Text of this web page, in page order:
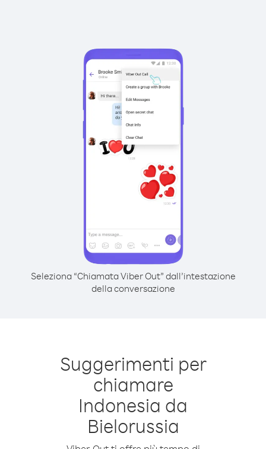
Seleziona “Chiamata Viber Out” dall’intestazione
della conversazione
Suggerimenti per
chiamare
Indonesia da
Bielorussia